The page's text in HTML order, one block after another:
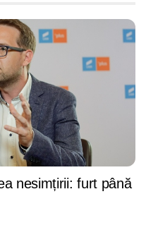
nesimțirii: furt până